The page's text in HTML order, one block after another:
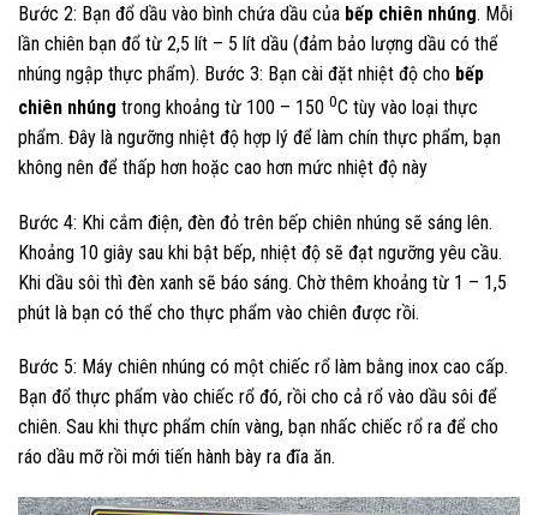
Bước 2: Bạn đổ dầu vào bình chứa dầu của bếp chiên nhúng. Mỗi
lần chiên bạn đổ từ 2,5 lít – 5 lít dầu (đảm bảo lượng dầu có thể
nhúng ngập thực phẩm). Bước 3: Bạn cài đặt nhiệt độ cho bếp
chiên nhúng trong khoảng từ 100 – 150 0C tùy vào loại thực
phẩm. Đây là ngưỡng nhiệt độ hợp lý để làm chín thực phẩm, bạn
không nên để thấp hơn hoặc cao hơn mức nhiệt độ này
Bước 4: Khi cắm điện, đèn đỏ trên bếp chiên nhúng sẽ sáng lên.
Khoảng 10 giây sau khi bật bếp, nhiệt độ sẽ đạt ngưỡng yêu cầu.
Khi dầu sôi thì đèn xanh sẽ báo sáng. Chờ thêm khoảng từ 1 – 1,5
phút là bạn có thể cho thực phẩm vào chiên được rồi.
Bước 5: Máy chiên nhúng có một chiếc rổ làm bằng inox cao cấp.
Bạn đổ thực phẩm vào chiếc rổ đó, rồi cho cả rổ vào dầu sôi để
chiên. Sau khi thực phẩm chín vàng, bạn nhấc chiếc rổ ra để cho
ráo dầu mỡ rồi mới tiến hành bày ra đĩa ăn.